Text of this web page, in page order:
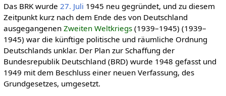
Das BRK wurde 27. Juli 1945 neu gegründet, und zu diesem
Zeitpunkt kurz nach dem Ende des von Deutschland
ausgegangenen Zweiten Welt­kriegs(1939–1945) (1939–
1945) war die künftige politische und räumliche Ordnung
Deutschlands unklar. Der Plan zur Schaffung der
Bundesrepublik Deutschland (BRD) wurde 1948 gefasst und
1949 mit dem Beschluss einer neuen Verfassung, des
Grundgesetzes, umgesetzt.